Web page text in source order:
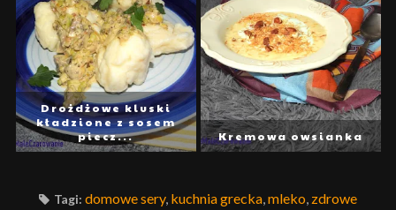
Drożdżowe kluski
kładzione z sosem
piecz...
Kremowa owsianka
Tagi: domowe sery, kuchnia grecka,mleko, zdrowe